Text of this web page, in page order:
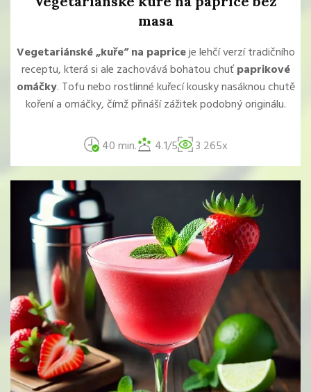
masa
Vegetariánské „kuře“ na papriceje lehčí verzí tradičního
receptu, která si ale zachovává bohatou chuťpaprikové
omáčky. Tofu nebo rostlinné kuřecí kousky nasáknou chutě
koření a omáčky, čímž přináší zážitek podobný originálu.
40 min. 4.1/5 3 265x